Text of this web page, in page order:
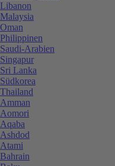
Libanon
Malaysia
Oman
Philippinen
Saudi-Arabien
Singapur
Sri Lanka
Südkorea
Thailand
Amman
Aomori
Aqaba
Ashdod
Atami
Bahrain